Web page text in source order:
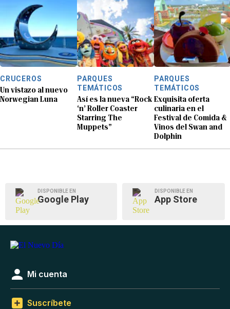
CRUCEROS
Un vistazo al nuevo
Norwegian Luna
PARQUES
TEMÁTICOS
Así es la nueva “Rock
‘n’ Roller Coaster
Starring The
Muppets”
PARQUES
TEMÁTICOS
Exquisita oferta
culinaria en el
Festival de Comida &
Vinos del Swan and
Dolphin
DISPONIBLE EN
Google Play
DISPONIBLE EN
App Store
Mi cuenta
Suscríbete